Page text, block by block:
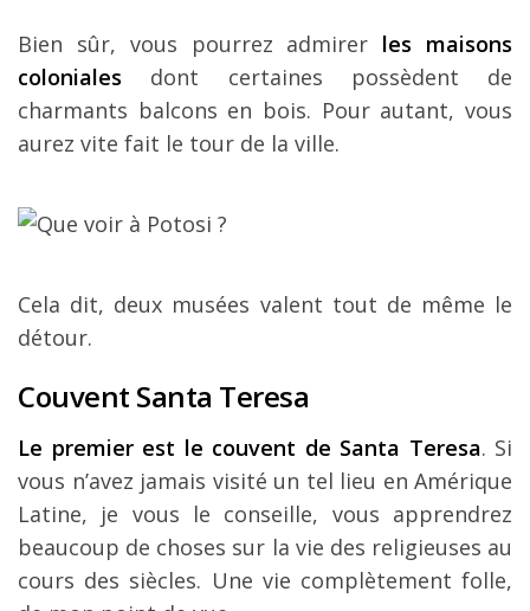
Bien sûr, vous pourrez admirer les maisons
coloniales dont certaines possèdent de
charmants balcons en bois. Pour autant, vous
aurez vite fait le tour de la ville.
Cela dit, deux musées valent tout de même le
détour.
Couvent Santa Teresa
Le premier est le couvent de Santa Teresa. Si
vous n’avez jamais visité un tel lieu en Amérique
Latine, je vous le conseille, vous apprendrez
beaucoup de choses sur la vie des religieuses au
cours des siècles. Une vie complètement folle,